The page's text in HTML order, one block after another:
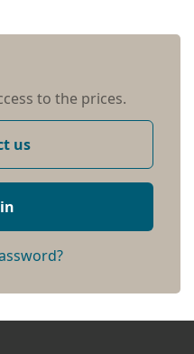
to the prices.
us